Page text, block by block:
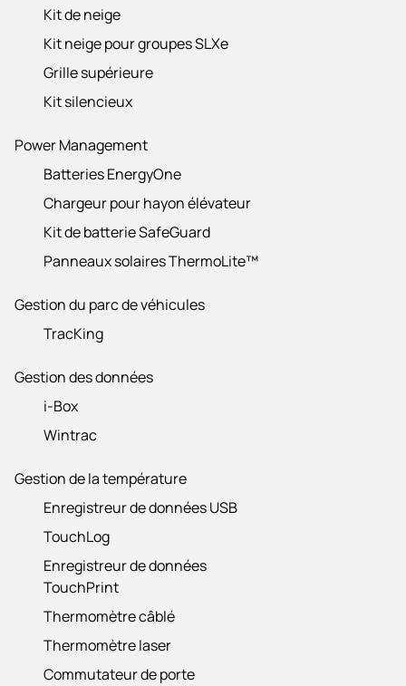
Kit de neige
Kit neige pour groupes SLXe
Grille supérieure
Kit silencieux
Power Management
Batteries EnergyOne
Chargeur pour hayon élévateur
Kit de batterie SafeGuard
Panneaux solaires ThermoLite™
Gestion du parc de véhicules
TracKing
Gestion des données
i-Box
Wintrac
Gestion de la température
Enregistreur de données USB
TouchLog
Enregistreur de données
TouchPrint
Thermomètre câblé
Thermomètre laser
Commutateur de porte